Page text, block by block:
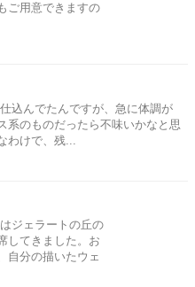
ご用意できますの
込んでたんですが、急に体調が
系のものだったら不味いかなと思
けで、残...
ジェラートの丘の
してきました。お
自分の描いたウェ